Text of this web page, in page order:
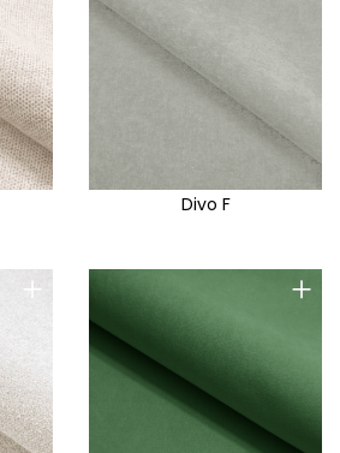
Divo F
+ +